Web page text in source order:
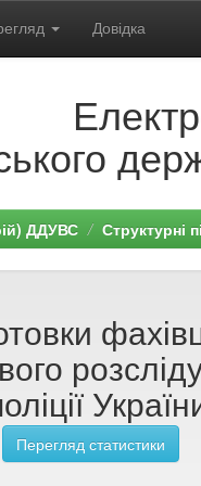
Довідка
ДДУВС Структурні
Перегляд статистики